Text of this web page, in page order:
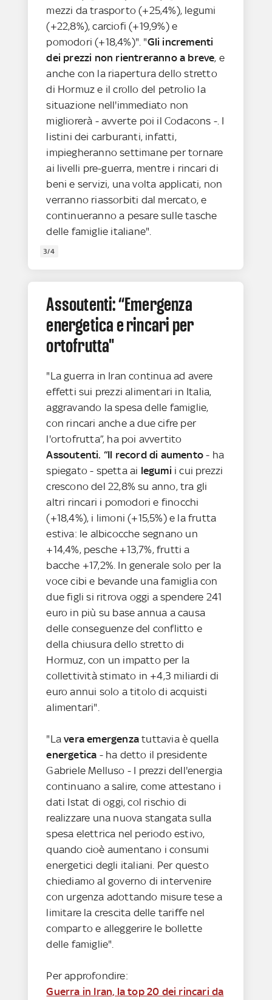
mezzi da trasporto (+25,4%), legumi
(+22,8%), carciofi (+19,9%) e
pomodori (+18,4%)". "Gli incrementi
dei prezzi non rientreranno a breve, e
anche con la riapertura dello stretto
di Hormuz e il crollo del petrolio la
situazione nell'immediato non
migliorerà - avverte poi il Codacons -. I
listini dei carburanti, infatti,
impiegheranno settimane per tornare
ai livelli pre-guerra, mentre i rincari di
beni e servizi, una volta applicati, non
verranno riassorbiti dal mercato, e
continueranno a pesare sulle tasche
delle famiglie italiane".
3/4
Assoutenti: “Emergenza
energetica e rincari per
ortofrutta"
"La guerra in Iran continua ad avere
effetti sui prezzi alimentari in Italia,
aggravando la spesa delle famiglie,
con rincari anche a due cifre per
l'ortofrutta”, ha poi avvertito
Assoutenti. “Il record di aumento - ha
spiegato - spetta ai legumi i cui prezzi
crescono del 22,8% su anno, tra gli
altri rincari i pomodori e finocchi
(+18,4%), i limoni (+15,5%) e la frutta
estiva: le albicocche segnano un
+14,4%, pesche +13,7%, frutti a
bacche +17,2%. In generale solo per la
voce cibi e bevande una famiglia con
due figli si ritrova oggi a spendere 241
euro in più su base annua a causa
delle conseguenze del conflitto e
della chiusura dello stretto di
Hormuz, con un impatto per la
collettività stimato in +4,3 miliardi di
euro annui solo a titolo di acquisti
alimentari".
"Lavera emergenzatuttavia è quella
energetica - ha detto il presidente
Gabriele Melluso - I prezzi dell'energia
continuano a salire, come attestano i
dati Istat di oggi, col rischio di
realizzare una nuova stangata sulla
spesa elettrica nel periodo estivo,
quando cioè aumentano i consumi
energetici degli italiani. Per questo
chiediamo al governo di intervenire
con urgenza adottando misure tese a
limitare la crescita delle tariffe nel
comparto e alleggerire le bollette
delle famiglie".
Per approfondire:
Guerra in Iran, la top 20 dei rincari da